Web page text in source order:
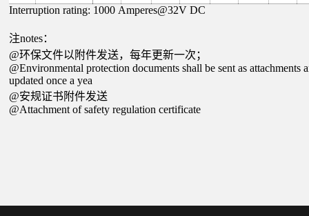
Interruption rating: 1000 Amperes@32V DC
注notes：
@环保文件以附件发送，每年更新一次；
@Environmental protection documents shall be sent as attachments
updated once a yea
@安规证书附件发送
@Attachment of safety regulation certificate